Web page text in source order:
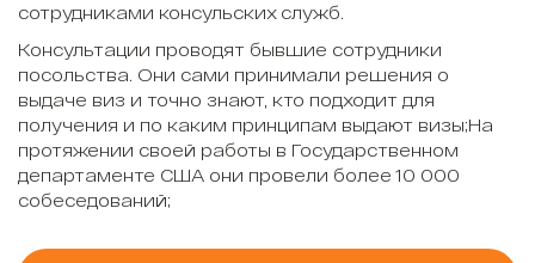
сотрудниками консульских служб.
Консультации проводят бывшие сотрудники
посольства. Они сами принимали решения о
выдаче виз и точно знают, кто подходит для
получения и по каким принципам выдают визы;На
протяжении своей работы в Государственном
департаменте США они провели более 10 000
собеседований;